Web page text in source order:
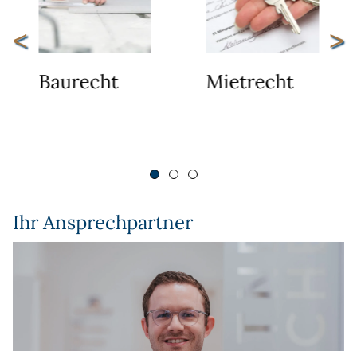
< >
Baurecht Mietrecht
Ihr Ansprechpartner